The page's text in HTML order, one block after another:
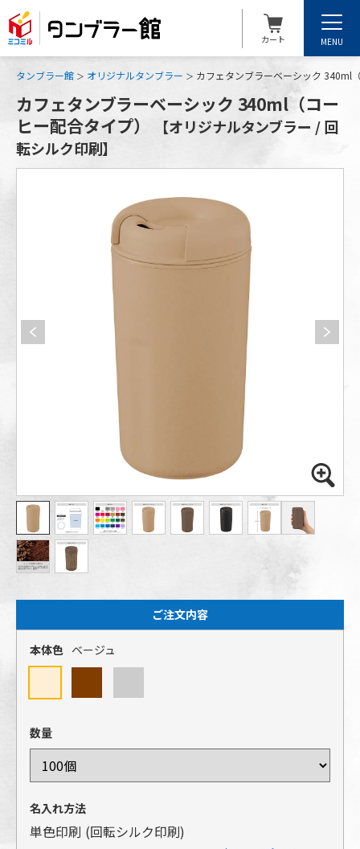
カート MENU
タンブラー館 オリジナルタンブラー カフェタンブラーベーシック 340ml
カフェタンブラーベーシック 340ml（コー
ヒー配合タイプ）
【オリジナルタンブラー / 回
転シルク印刷】
ご注文内容
本体色 ベージュ
数量
名入れ方法
単色印刷 (回転シルク印刷)